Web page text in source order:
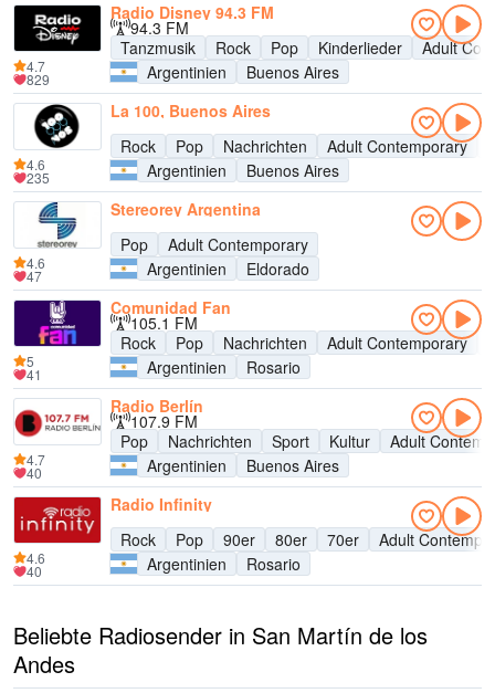
Radio Disney 94.3 FM
94.3 FM
Tanzmusik
Rock Pop Kinderlieder
Adult
Argentinien
Buenos Aires
4.7
829
La 100, Buenos Aires
Rock
Pop Nachrichten Adult Contemporary
Argentinien
Buenos Aires
4.6
235
Stereorey Argentina
Pop
Adult Contemporary
Argentinien
Eldorado
4.6
47
Comunidad Fan
105.1 FM
Rock
Pop Nachrichten Adult Contemporary
Argentinien
Rosario
5
41
Radio Berlín
107.9 FM
Pop
Nachrichten Sport Kultur
Adult
Argentinien
Buenos Aires
4.7
40
Radio Infinity
Rock
Pop 90er 80er 70er
Adult
Argentinien
Rosario
4.6
40
Beliebte Radiosender in San Martín de los
Andes